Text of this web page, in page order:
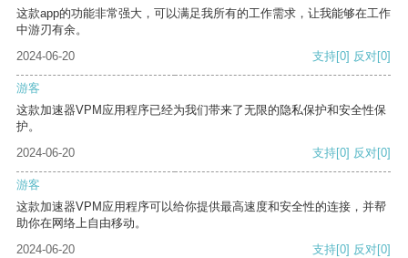
这款app的功能非常强大，可以满足我所有的工作需求，让我能够在工作
中游刃有余。
2024-06-20
支持[0] 反对[0]
游客
这款加速器VPM应用程序已经为我们带来了无限的隐私保护和安全性保
护。
2024-06-20
支持[0] 反对[0]
游客
这款加速器VPM应用程序可以给你提供最高速度和安全性的连接，并帮
助你在网络上自由移动。
2024-06-20
支持[0] 反对[0]